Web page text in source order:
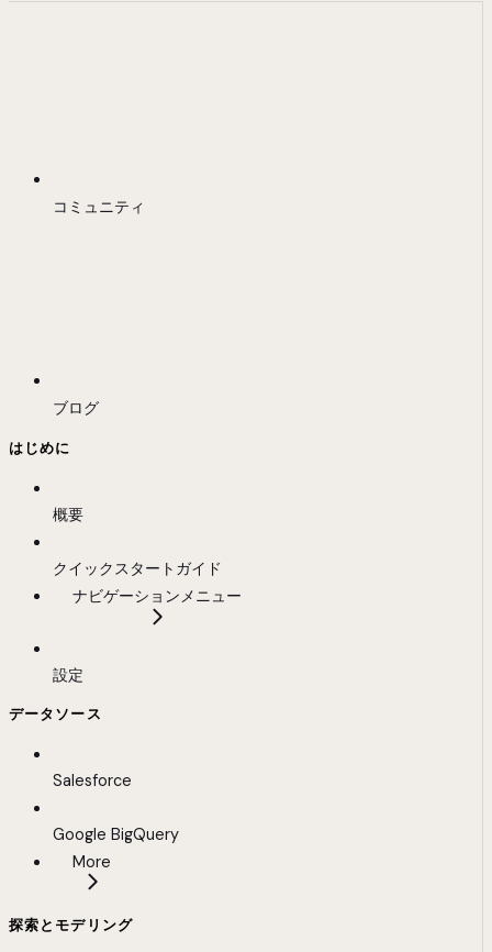
コミュニティ
ブログ
はじめに
概要
クイックスタートガイド
ナビゲーションメニュー
設定
データソース
Salesforce
Google BigQuery
More
探索とモデリング